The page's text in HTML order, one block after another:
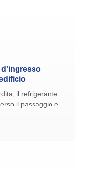
d'ingresso
il refrigerante
il passaggio e